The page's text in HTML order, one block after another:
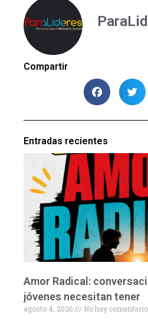
Compartir
Entradas recientes
Amor Radical:
jóvenes necesitan tener
agosto 4, 2026
No hay